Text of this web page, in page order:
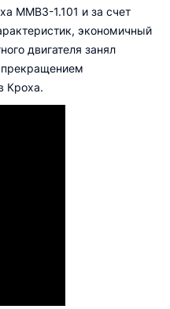
ММВЗ-1.101 и за счет
экономичный
двигателя занял
Кроха.